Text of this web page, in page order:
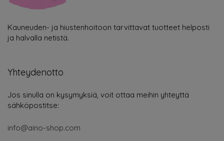
Kauneuden- ja hiustenhoitoon tarvittavat tuotteet helposti
ja halvalla netistä.
Yhteydenotto
Jos sinulla on kysymyksiä, voit ottaa meihin yhteyttä
sähköpostitse:
info@aino-shop.com